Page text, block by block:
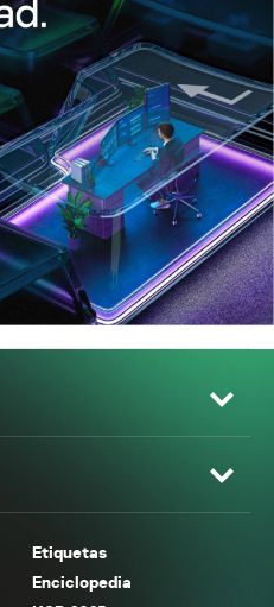
Etiquetas
Enciclopedia